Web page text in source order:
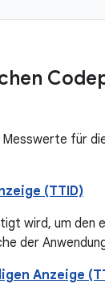
für
(TTID)
wird, um den
der
Anzeige